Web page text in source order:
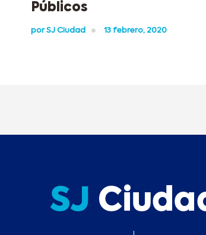
Públicos
porSJ Ciudad 13 febrero, 2020